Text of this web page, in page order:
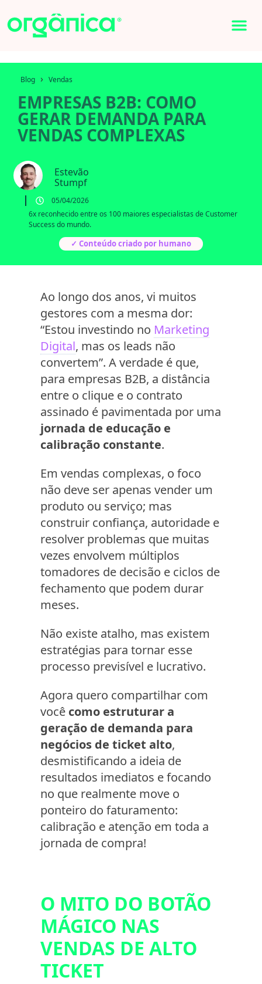
Blog › Vendas
EMPRESAS B2B: COMO
GERAR DEMANDA PARA
VENDAS COMPLEXAS
Estevão
Stumpf
05/04/2026
6x reconhecido entre os 100 maiores especialistas de Customer
Success do mundo.
✓ Conteúdo criado por humano
Ao longo dos anos, vi muitos
gestores com a mesma dor:
“Estou investindo no Marketing
Digital, mas os leads não
convertem”. A verdade é que,
para empresas B2B, a distância
entre o clique e o contrato
assinado é pavimentada por uma
jornada de educação e
calibração constante.
Em vendas complexas, o foco
não deve ser apenas vender um
produto ou serviço; mas
construir confiança, autoridade e
resolver problemas que muitas
vezes envolvem múltiplos
tomadores de decisão e ciclos de
fechamento que podem durar
meses.
Não existe atalho, mas existem
estratégias para tornar esse
processo previsível e lucrativo.
Agora quero compartilhar com
você como estruturar a
geração de demanda para
negócios de ticket alto,
desmistificando a ideia de
resultados imediatos e focando
no que realmente move o
ponteiro do faturamento:
calibração e atenção em toda a
jornada de compra!
O MITO DO BOTÃO
MÁGICO NAS
VENDAS DE ALTO
TICKET